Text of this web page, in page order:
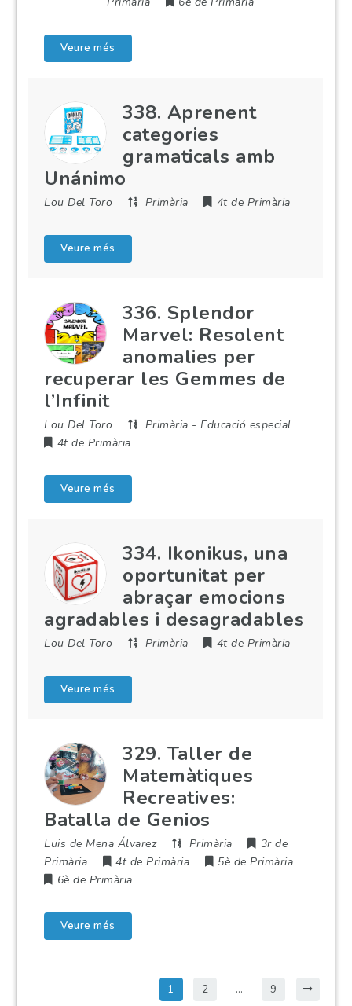
Veure més
338. Aprenent
categories
gramaticals amb
Unánimo
Lou Del Toro Primària 4t de Primària
Veure més
336. Splendor
Marvel: Resolent
anomalies per
recuperar les Gemmes de
l’Infinit
Lou Del Toro Primària -Educació especial
4t de Primària
Veure més
334. Ikonikus, una
oportunitat per
abraçar emocions
agradables i desagradables
Lou Del Toro Primària 4t de Primària
Veure més
329. Taller de
Matemàtiques
Recreatives:
Batalla de Genios
Luis de Mena Álvarez Primària
3r de
Primària
4t de Primària
5è de Primària
6è de Primària
Veure més
1 2 … 9